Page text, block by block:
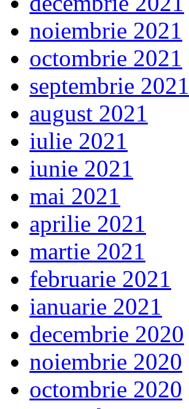
noiembrie 2021
octombrie 2021
septembrie 2021
august 2021
iulie 2021
iunie 2021
mai 2021
aprilie 2021
martie 2021
februarie 2021
ianuarie 2021
decembrie 2020
noiembrie 2020
octombrie 2020